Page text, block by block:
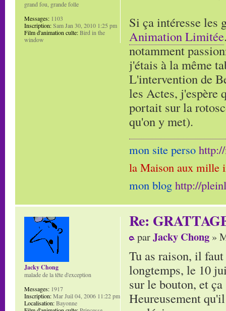
Si ça intéresse les
Animation Limitée
notamment
j'étais à la même
L'intervention de
les Actes, j'espère
portait sur la
qu'on y met).
mon site perso
la Maison aux mille
mon blog http://
grand fou, grande folle
Messages: 1103
Inscription:Sam Jan 30, 2010 1:25 pm
Film d'animation culte:Bird in the
window
Re:
parJacky Chong »
Tu as raison, il
longtemps, le 10
sur le bouton, et
Heureusement
Jacky Chong
malade de la tête d'exception
Messages: 1917
Inscription:Mar Juil 04, 2006 11:22 pm
Localisation:Bayonne